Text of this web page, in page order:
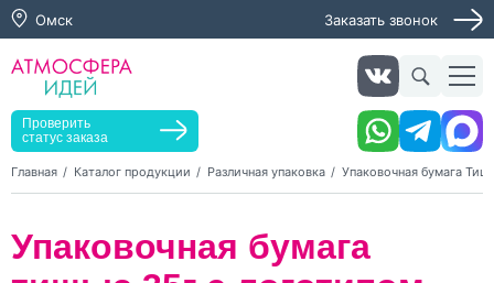
Омск Заказать звонок
Проверить
статус заказа
Главная Каталог продукции Различная упаковка Упаковочная бумага
Упаковочная бумага
Заказать услугу
Оставьте заявку, мы свяжемся с вами в ближайшее
Заказать звонок
обработку персональных данных и согласие с политикой
конфиденциальности